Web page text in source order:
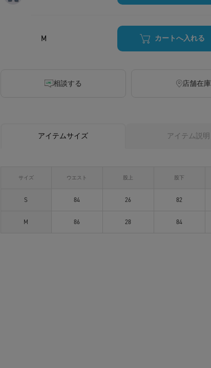
M カートへ入れる
相談する 店舗在庫
アイテムサイズ アイテム説明
サイズ ウエスト 股上 股下
S 84 26 82
M 86 28 84